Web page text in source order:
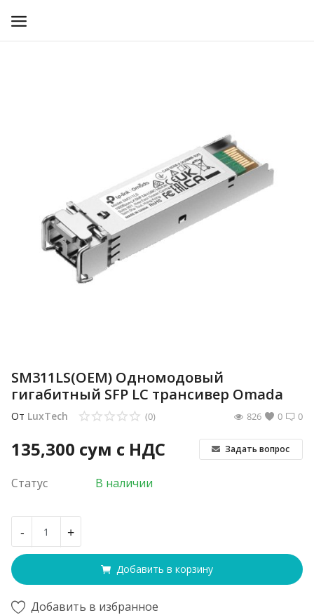
Избранное
Контакты
SM311LS(OEM) Одномодовый
гигабитный SFP LC трансивер Omada
От LuxTech 0
(0) 0
826
135,300 сум с НДС Задать вопрос
Статус В наличии
- +
Добавить в корзину
Добавить в избранное